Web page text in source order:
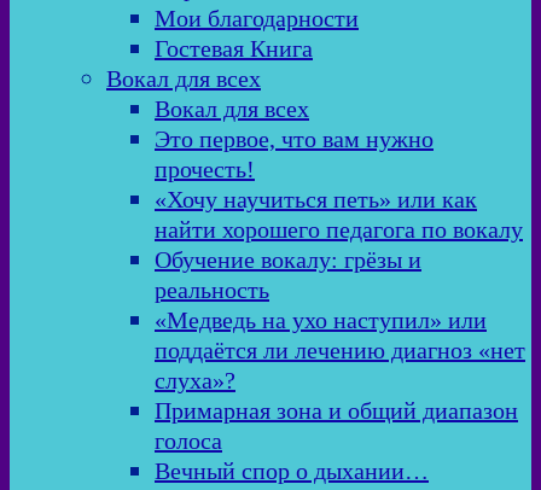
Мои благодарности
Гостевая Книга
Вокал для всех
Вокал для всех
Это первое, что вам нужно
прочесть!
«Хочу научиться петь» или как
найти хорошего педагога по вокалу
Обучение вокалу: грёзы и
реальность
«Медведь на ухо наступил» или
поддаётся ли лечению диагноз «нет
слуха»?
Примарная зона и общий диапазон
голоса
Вечный спор о дыхании…